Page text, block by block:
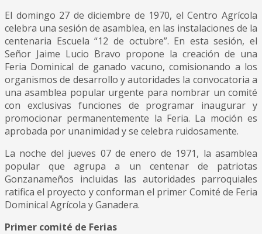
El domingo 27 de diciembre de 1970, el Centro Agrícola
celebra una sesión de asamblea, en las instalaciones de la
centenaria Escuela “12 de octubre”. En esta sesión, el
Señor Jaime Lucio Bravo propone la creación de una
Feria Dominical de ganado vacuno, comisionando a los
organismos de desarrollo y autoridades la convocatoria a
una asamblea popular urgente para nombrar un comité
con exclusivas funciones de programar inaugurar y
promocionar permanentemente la Feria. La moción es
aprobada por unanimidad y se celebra ruidosamente.
La noche del jueves 07 de enero de 1971, la asamblea
popular que agrupa a un centenar de patriotas
Gonzanameños incluidas las autoridades parroquiales
ratifica el proyecto y conforman el primer Comité de Feria
Dominical Agrícola y Ganadera.
Primer comité de Ferias